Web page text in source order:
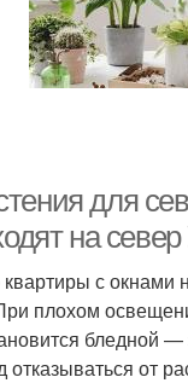
для
на
квартиры с
плохом
бледной
от